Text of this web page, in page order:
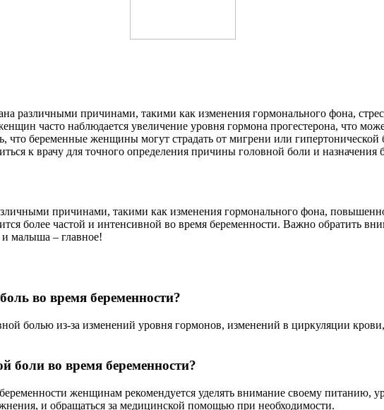
различными причинами, такими как изменения гормонального фона,
часто наблюдается увеличение уровня гормона прогестерона, что
что беременные женщины могут страдать от мигрени или гипертонической
к врачу для точного определения причины головной боли и назначения
причинами, такими как изменения гормонального фона,
более частой и интенсивной во время беременности. Важно обратить
и малыша – главное!
во время беременности?
болью из-за изменений уровня гормонов, изменений в циркуляции крови,
боли во время беременности?
женщинам рекомендуется уделять внимание своему питанию,
и обращаться за медицинской помощью при необходимости.